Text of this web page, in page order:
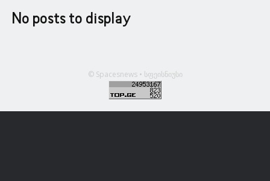
No posts to display
© Spacesnews • სფეისნიუსი